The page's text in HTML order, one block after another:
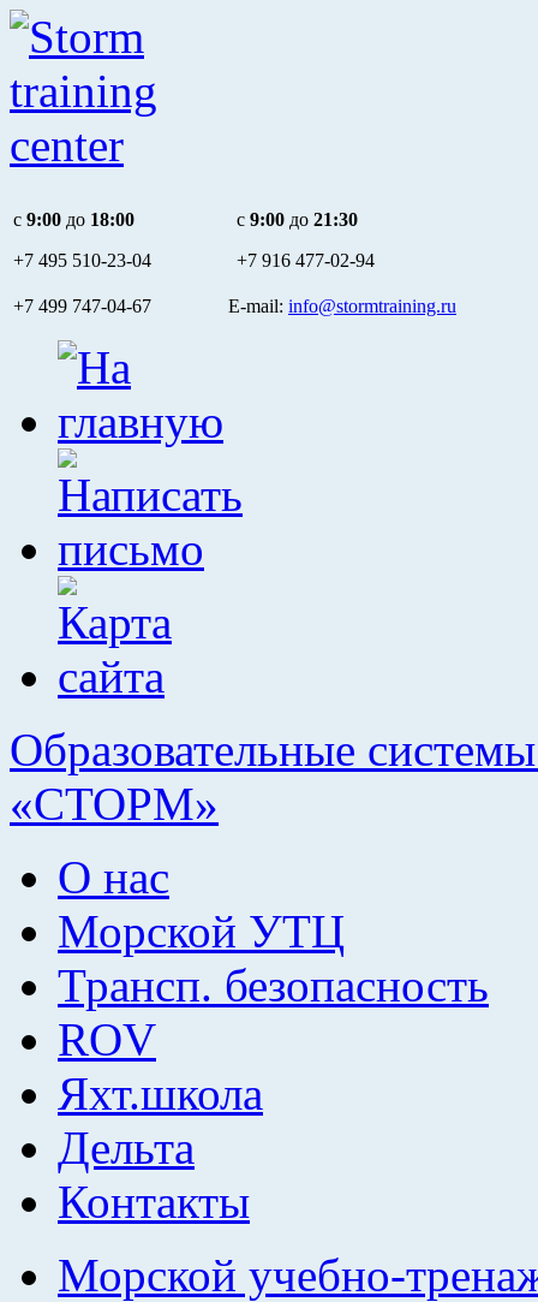
c 9:00 до 18:00
+7 495 510-23-04
c 9:00 до 21:30
+7 916 477-02-94
+7 499 747-04-67 E-mail: info@stormtraining.ru
Образовательные
«СТОРМ»
О нас
Морской УТЦ
Трансп. безопасность
ROV
Яхт.школа
Дельта
Контакты
Морской учебно-